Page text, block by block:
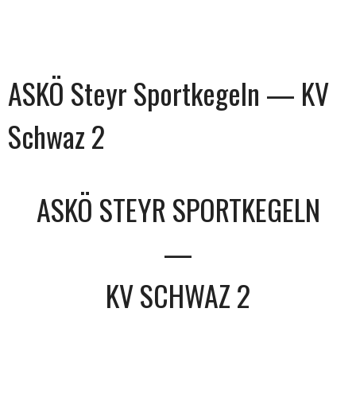
ASKÖ Steyr Sportkegeln — KV
Schwaz 2
ASKÖ STEYR SPORTKEGELN
—
KV SCHWAZ 2